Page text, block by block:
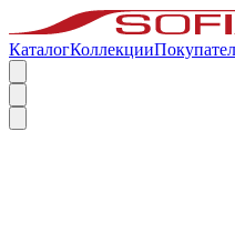
КаталогКоллекции